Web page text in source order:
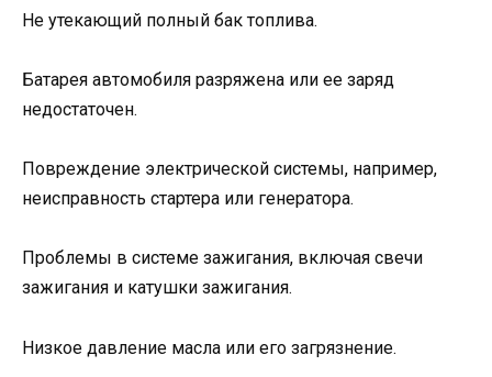
Не утекающий полный бак топлива.
Батарея автомобиля разряжена или ее заряд
недостаточен.
Повреждение электрической системы, например,
неисправность стартера или генератора.
Проблемы в системе зажигания, включая свечи
зажигания и катушки зажигания.
Низкое давление масла или его загрязнение.